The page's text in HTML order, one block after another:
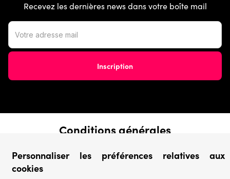
Recevez les dernières news dans votre boîte mail
Conditions générales
› Conditions d’utilisation
› Confidentialité & Protection des Données
Personnaliser les préférences relatives aux
cookies